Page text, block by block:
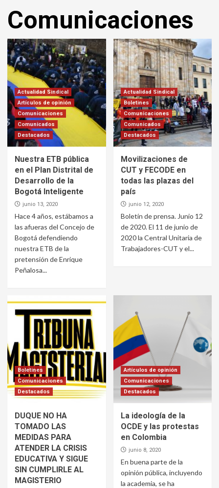
Comunicaciones
Actualidad Sindical
Artículos de opinión
Comunicaciones
Comunicados
Destacados
Nuestra ETB pública
en el Plan Distrital de
Desarrollo de la
Bogotá Inteligente
junio 13, 2020
Hace 4 años, estábamos a
las afueras del Concejo de
Bogotá defendiendo
nuestra ETB de la
pretensión de Enrique
Peñalosa...
Actualidad Sindical
Boletines
Comunicaciones
Comunicados
Destacados
Movilizaciones de
CUT y FECODE en
todas las plazas del
país
junio 12, 2020
Boletín de prensa. Junio 12
de 2020. El 11 de junio de
2020 la Central Unitaria de
Trabajadores-CUT y el...
Boletines
Comunicaciones
Destacados
DUQUE NO HA
TOMADO LAS
MEDIDAS PARA
ATENDER LA CRISIS
EDUCATIVA Y SIGUE
SIN CUMPLIRLE AL
MAGISTERIO
Artículos de opinión
Comunicaciones
Destacados
La ideología de la
OCDE y las protestas
en Colombia
junio 8, 2020
En buena parte de la
opinión pública, incluyendo
la academia, se ha